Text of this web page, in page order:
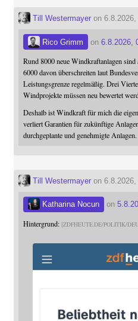
Till Westermayeron 6.8.2026,
Rico Grimm on 6.8.2026,
Rund 8000 neue Windkraftanlagen
6000 davon überschreiten laut
Leistungsgrenze regelmäßig. Drei
Windprojekte müssen neu bewertet
Deshalb ist Windkraft für mich die
verliert Garantien für zukünftige
durchgeplante und genehmigte Anlagen.
Till Westermayeron 6.8.2026,
Katharina Nocun on
Hintergrund: ZDFHEUTE.DE/POLITIK/